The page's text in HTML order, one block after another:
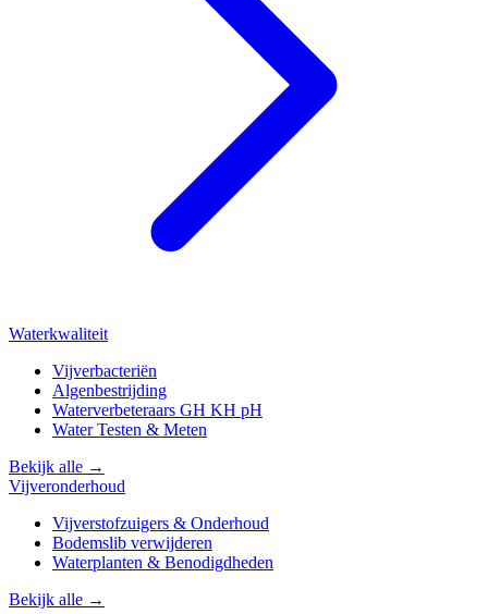
Waterkwaliteit
Vijverbacteriën
Algenbestrijding
Waterverbeteraars GH KH pH
Water Testen & Meten
Bekijk alle →
Vijveronderhoud
Vijverstofzuigers & Onderhoud
Bodemslib verwijderen
Waterplanten & Benodigdheden
Bekijk alle →